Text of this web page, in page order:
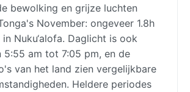
bewolking en grijze luchten
November: ongeveer 1.8h
Nuku‘alofa. Daglicht is ook
5:55 am tot 7:05 pm, en de
van het land zien vergelijkbare
Heldere periodes